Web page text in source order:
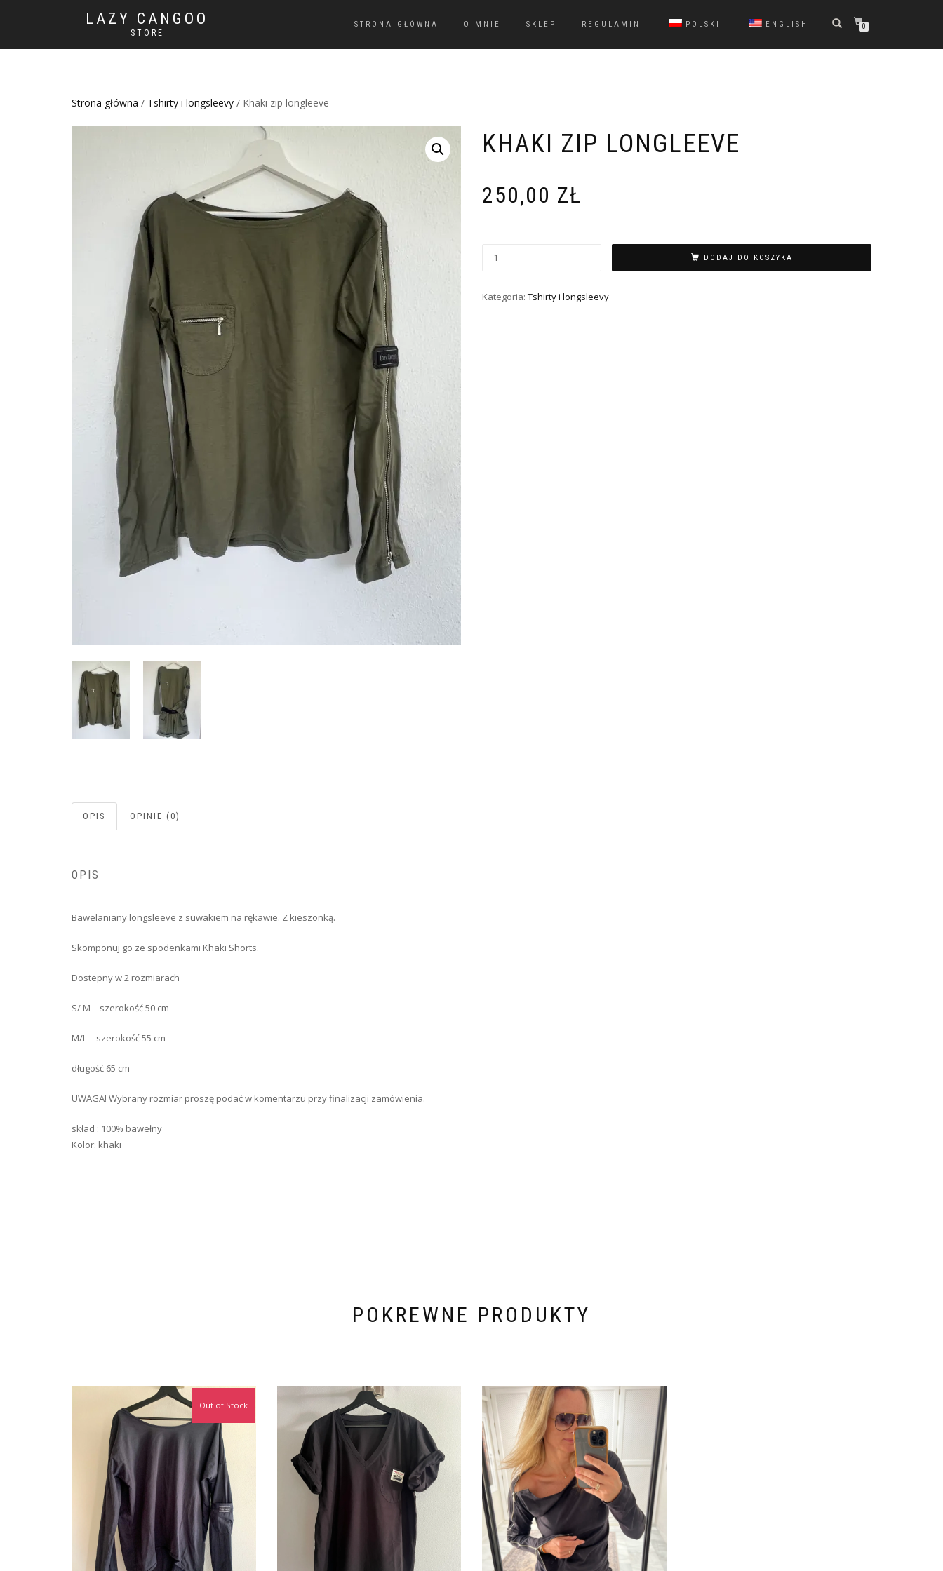
LAZY CANGOO
STORE
STRONA GŁÓWNA O MNIE SKLEP REGULAMIN POLSKI ENGLISH 0
Strona główna / Tshirty i longsleevy / Khaki zip longleeve
KHAKI ZIP LONGLEEVE
250,00 ZŁ
DODAJ DO KOSZYKA
Kategoria: Tshirty i longsleevy
OPIS OPINIE (0)
OPIS
Bawelaniany longsleeve z suwakiem na rękawie. Z kieszonką.
Skomponuj go ze spodenkami Khaki Shorts.
Dostepny w 2 rozmiarach
S/ M – szerokość 50 cm
M/L – szerokość 55 cm
długość 65 cm
UWAGA! Wybrany rozmiar proszę podać w komentarzu przy finalizacji zamówienia.
skład : 100% bawełny
Kolor: khaki
POKREWNE PRODUKTY
Out of Stock